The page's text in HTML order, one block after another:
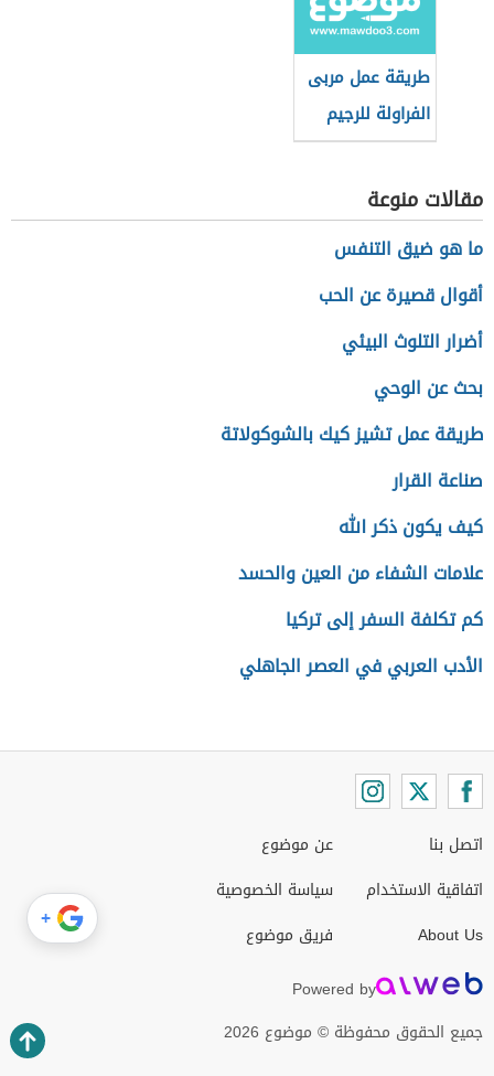
طريقة عمل مربى
الفراولة للرجيم
مقالات منوعة
ما هو ضيق التنفس
أقوال قصيرة عن الحب
أضرار التلوث البيئي
بحث عن الوحي
طريقة عمل تشيز كيك بالشوكولاتة
صناعة القرار
كيف يكون ذكر الله
علامات الشفاء من العين والحسد
كم تكلفة السفر إلى تركيا
الأدب العربي في العصر الجاهلي
اتصل بنا
اتفاقية الاستخدام
About Us
عن موضوع
سياسة الخصوصية
فريق موضوع
Powered by
جميع الحقوق محفوظة © موضوع 2026
+